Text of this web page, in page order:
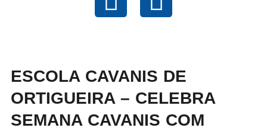
ESCOLA CAVANIS DE
ORTIGUEIRA – CELEBRA
SEMANA CAVANIS COM